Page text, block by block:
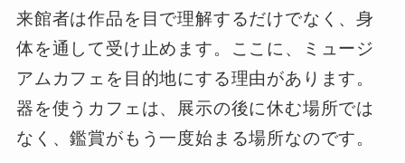
来館者は作品を目で理解するだけでなく、身
体を通して受け止めます。ここに、ミュージ
アムカフェを目的地にする理由があります。
器を使うカフェは、展示の後に休む場所では
なく、鑑賞がもう一度始まる場所なのです。